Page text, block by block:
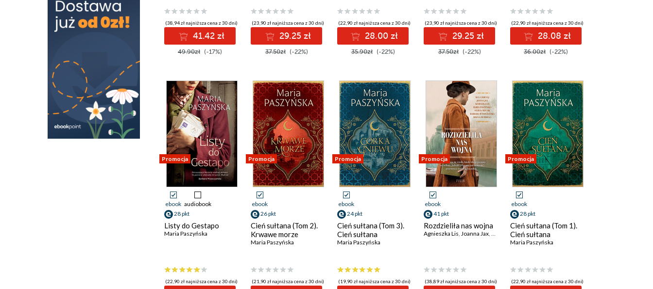
(38,94 zł najniższa cena z 30 dni)
41.42 zł
49.90zł (-17%)
(23,90 zł najniższa cena z 30 dni)
29.25 zł
37.50zł (-22%)
(22,90 zł najniższa cena z 30 dni)
28.00 zł
35.90zł (-22%)
(23,90 zł najniższa cena z 30 dni)
29.25 zł
37.50zł (-22%)
(22,90 zł najniższa cena z 30 dni)
28.08 zł
36.00zł (-22%)
Promocja
ebook audiobook
28 pkt
Listy do Gestapo
Maria Paszyńska
(22,90 zł najniższa cena z 30 dni)
Promocja
ebook
26 pkt
Cień sułtana (Tom 2).
Krwawe morze
Maria Paszyńska
(21,90 zł najniższa cena z 30 dni)
Promocja
ebook
24 pkt
Cień sułtana (Tom 3).
Cień sułtana
Maria Paszyńska
(19,90 zł najniższa cena z 30 dni)
Promocja
ebook
41 pkt
Rozdzieliła nas wojna
Agnieszka Lis, Joanna Jax, Bogna Ziembicka,Maria Paszyńska
(38,89 zł najniższa cena z 30 dni)
Promocja
ebook
28 pkt
Cień sułtana (Tom 1).
Cień sułtana
Maria Paszyńska
(22,90 zł najniższa cena z 30 dni)